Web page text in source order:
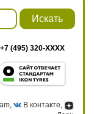
Искать
+7 (495) 320-XXXX
, В контакте,